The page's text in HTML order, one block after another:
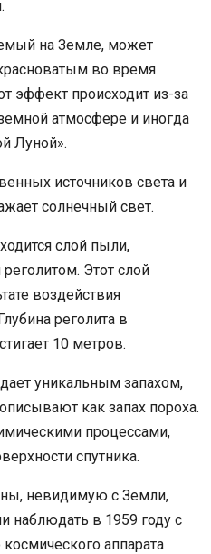
на Земле, может
во время
эффект происходит из-за
атмосфере и иногда
Луной».
источников света и
солнечный свет.
слой пыли,
Этот слой
воздействия
реголита в
10 метров.
уникальным запахом,
как запах пороха.
процессами,
спутника.
невидимую с Земли,
наблюдать в 1959 году с
аппарата